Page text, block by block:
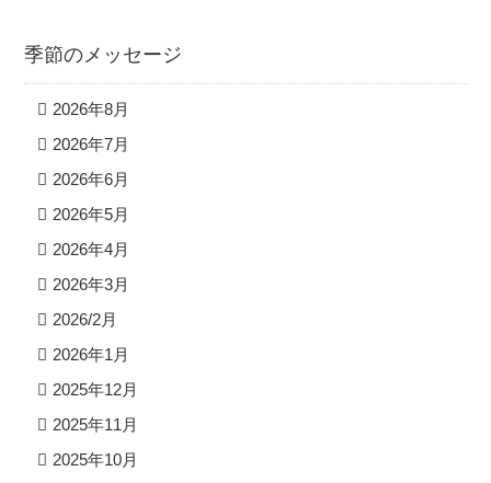
季節のメッセージ
2026年8月
2026年7月
2026年6月
2026年5月
2026年4月
2026年3月
2026/2月
2026年1月
2025年12月
2025年11月
2025年10月